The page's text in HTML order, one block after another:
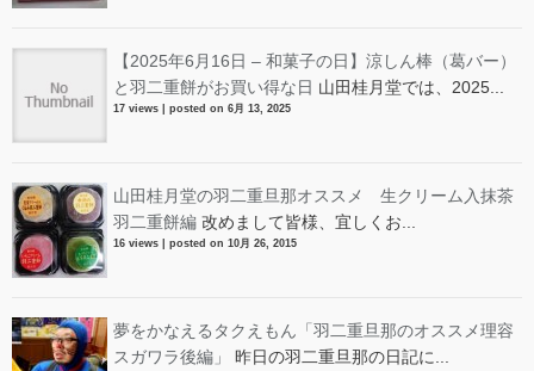
【2025年6月16日 – 和菓子の日】涼しん棒（葛バー）
と羽二重餅がお買い得な日 山田桂月堂では、2025...
17 views posted on 6月 13, 2025
山田桂月堂の羽二重旦那オススメ 生クリーム入抹茶
羽二重餅編 改めまして皆様、宜しくお...
16 views posted on 10月 26, 2015
夢をかなえるタクえもん「羽二重旦那のオススメ理容
スガワラ後編」
昨日の羽二重旦那の日記に...